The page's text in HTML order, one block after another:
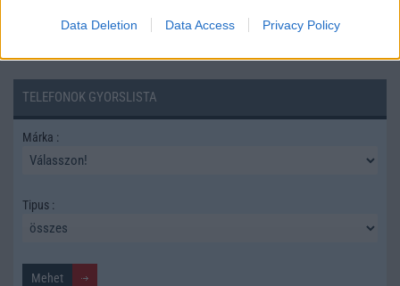
Data Deletion Data Access Privacy Policy
TELEFONOK GYORSLISTA
Márka :
Tipus :